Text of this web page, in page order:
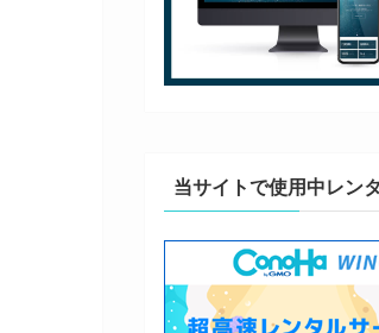
当サイトで使用中レン